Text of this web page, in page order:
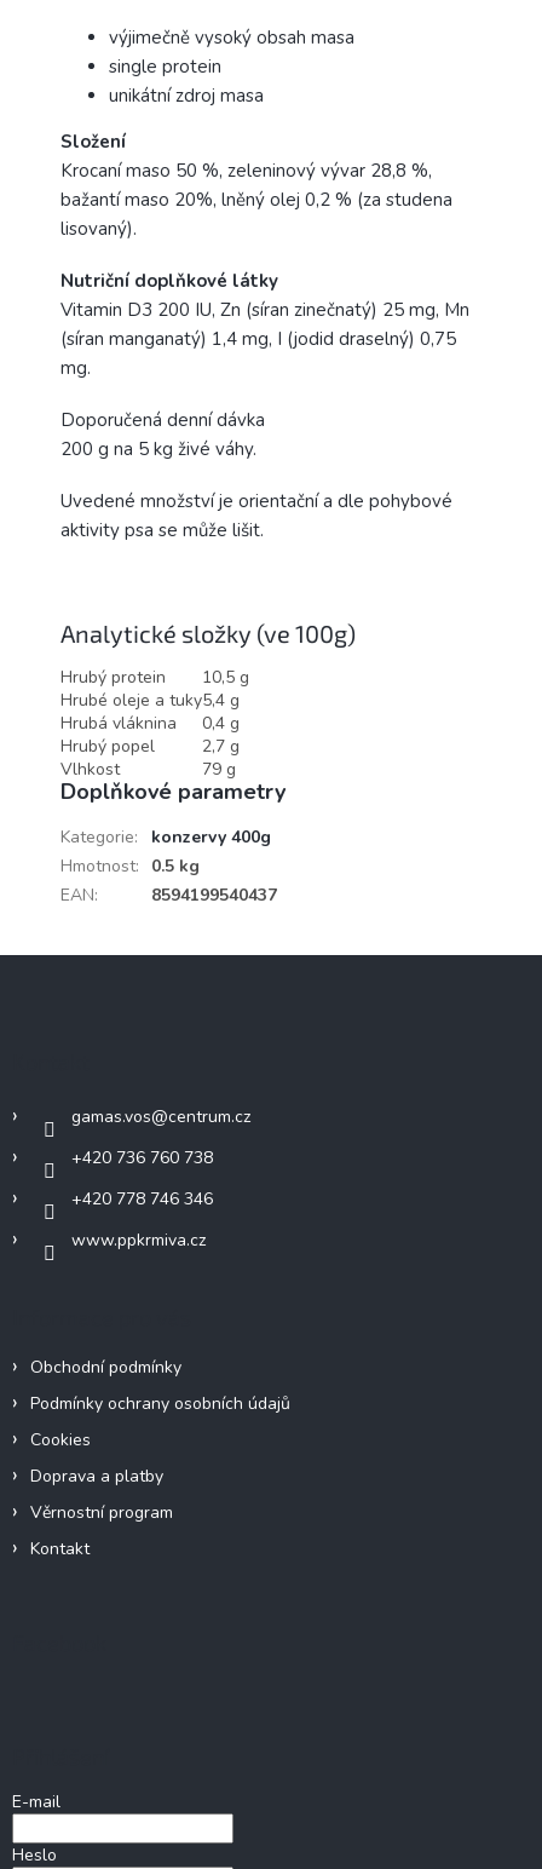
výjimečně vysoký obsah masa
single protein
unikátní zdroj masa
Složení
Krocaní maso 50 %, zeleninový vývar 28,8 %,
bažantí maso 20%, lněný olej 0,2 % (za studena
lisovaný).
Nutriční doplňkové látky
Vitamin D3 200 IU, Zn (síran zinečnatý) 25 mg, Mn
(síran manganatý) 1,4 mg, I (jodid draselný) 0,75
mg.
Doporučená denní dávka
200 g na 5 kg živé váhy.
Uvedené množství je orientační a dle pohybové
aktivity psa se může lišit.
Analytické složky (ve 100g)
Hrubý protein
10,5 g
Hrubé oleje a tuky5,4 g
Hrubá vláknina
0,4 g
Hrubý popel
2,7 g
Vlhkost
79 g
Doplňkové parametry
Kategorie:
konzervy 400g
Hmotnost:
0.5 kg
EAN: 8594199540437
gamas.vos@centrum.cz
+420 736 760 738
+420 778 746 346
www.ppkrmiva.cz
Obchodní podmínky
Podmínky ochrany osobních údajů
Cookies
Doprava a platby
Věrnostní program
Kontakt
E-mail
Heslo